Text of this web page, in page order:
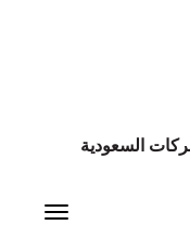
السعودية
Toggle